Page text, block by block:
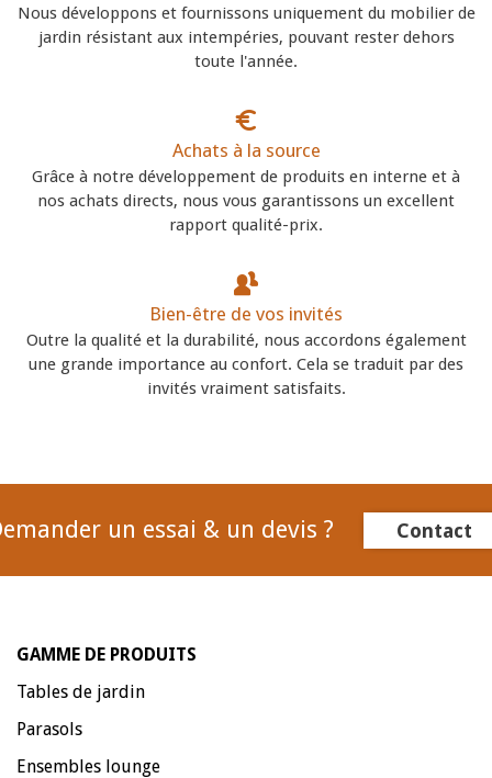
Nous développons et fournissons uniquement du mobilier de
jardin résistant aux intempéries, pouvant rester dehors
toute l'année.
Achats à la source
Grâce à notre développement de produits en interne et à
nos achats directs, nous vous garantissons un excellent
rapport qualité-prix.
Bien-être de vos invités
Outre la qualité et la durabilité, nous accordons également
une grande importance au confort. Cela se traduit par des
invités vraiment satisfaits.
un essai & un devis ? Contact
GAMME DE PRODUITS
Tables de jardin
Parasols
Ensembles lounge